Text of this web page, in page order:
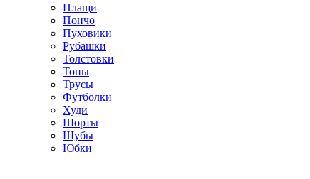
Плащи
Пончо
Пуховики
Рубашки
Толстовки
Топы
Трусы
Футболки
Худи
Шорты
Шубы
Юбки